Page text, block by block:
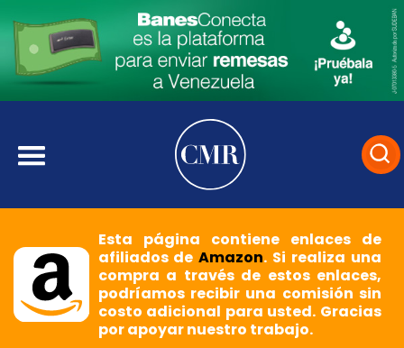
Esta página contiene enlaces de
afiliados deAmazon. Si realiza una
compra a través de estos enlaces,
podríamos recibir una comisión sin
costo adicional para usted. Gracias
por apoyar nuestro trabajo.